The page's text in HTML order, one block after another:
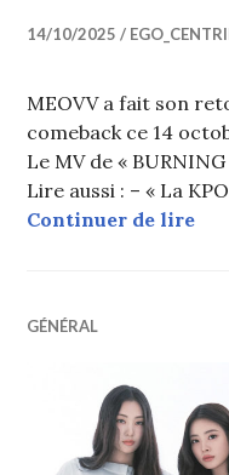
14/10/2025
MEOVV a fait son
comeback ce 14
Le MV de «
Lire aussi : – « La
Continuer de lire
GÉNÉRAL